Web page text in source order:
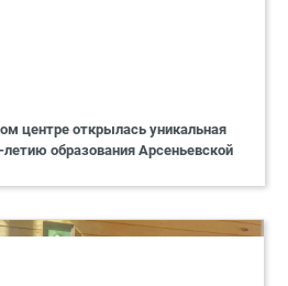
центре открылась уникальная
образования Арсеньевской